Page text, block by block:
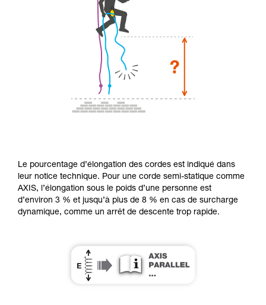
Le pourcentage d’élongation des cordes est indiqué dans
leur notice technique. Pour une corde semi-statique comme
AXIS, l’élongation sous le poids d’une personne est
d’environ 3 % et jusqu’à plus de 8 % en cas de surcharge
dynamique, comme un arrêt de descente trop rapide.